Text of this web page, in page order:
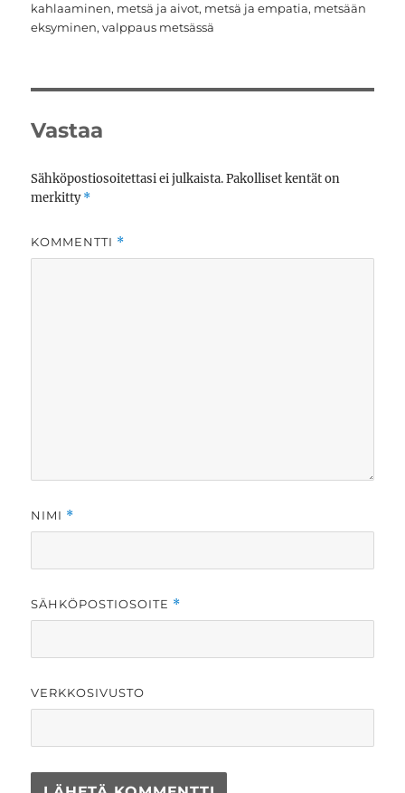
kahlaaminen, metsä ja aivot, metsä ja empatia, metsään
eksyminen,valppaus metsässä
Vastaa
Sähköpostiosoitettasi ei julkaista. Pakolliset kentät on
merkitty*
KOMMENTTI *
NIMI *
SÄHKÖPOSTIOSOITE *
VERKKOSIVUSTO